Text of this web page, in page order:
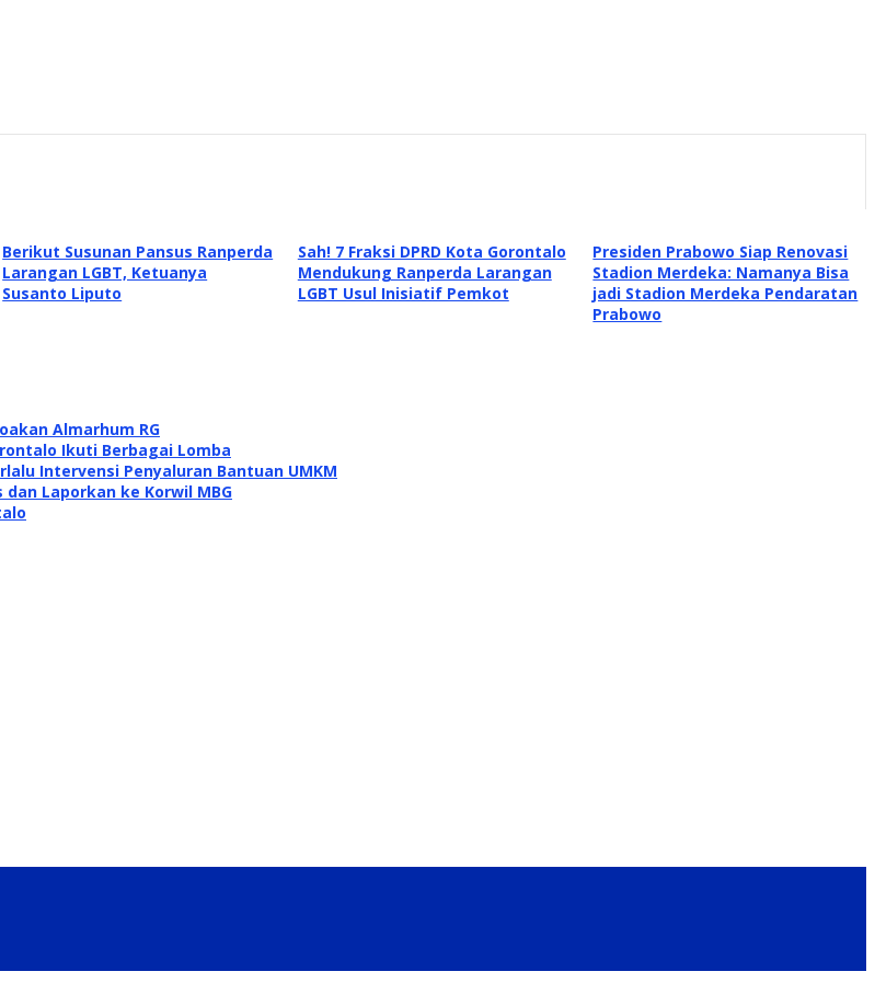
Berikut Susunan Pansus Ranperda
Larangan LGBT, Ketuanya
Susanto Liputo
Sah! 7 Fraksi DPRD Kota Gorontalo
Mendukung Ranperda Larangan
LGBT Usul Inisiatif Pemkot
Presiden Prabowo Siap Renovasi
Stadion Merdeka: Namanya Bisa
jadi Stadion Merdeka Pendaratan
Prabowo
Almarhum RG
Ikuti Berbagai Lomba
Intervensi Penyaluran Bantuan UMKM
dan Laporkan ke Korwil MBG